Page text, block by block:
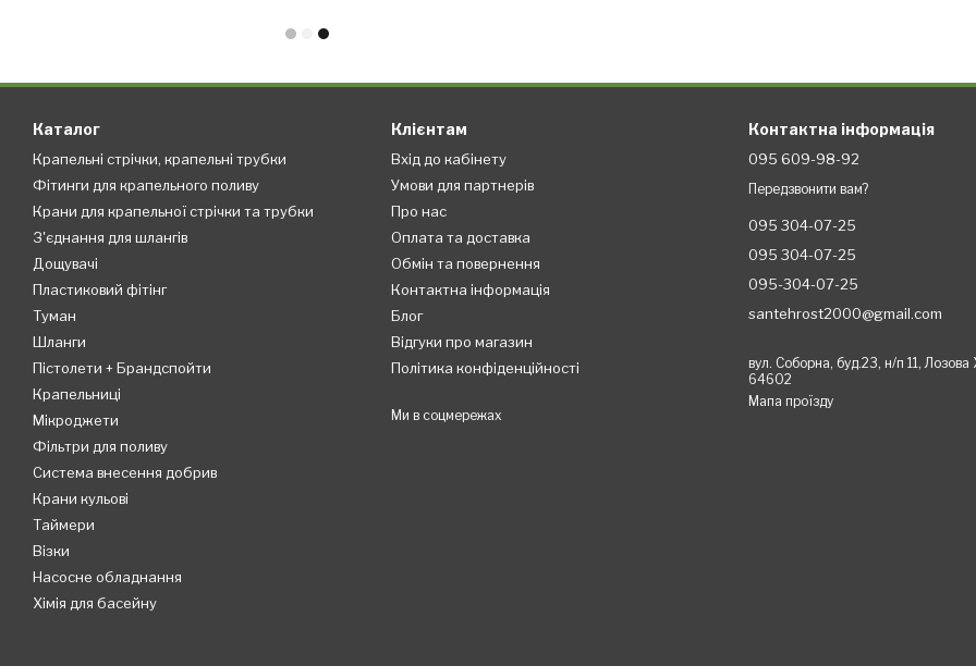
Каталог
Крапельні стрічки, крапельні трубки
Фітинги для крапельного поливу
Крани для крапельної стрічки та трубки
З'єднання для шлангів
Дощувачі
Пластиковий фітінг
Туман
Шланги
Пістолети + Брандспойти
Крапельниці
Мікроджети
Фільтри для поливу
Система внесення добрив
Крани кульові
Таймери
Візки
Насосне обладнання
Хімія для басейну
Клієнтам
Вхід до кабінету
Умови для партнерів
Про нас
Оплата та доставка
Обмін та повернення
Контактна інформація
Блог
Відгуки про магазин
Політика конфіденційності
Ми в соцмережах
Контактна інформація
095 609-98-92
Передзвонити вам?
095 304-07-25
095 304-07-25
095-304-07-25
santehrost2000@gmail.com
вул. Соборна, буд.23, н/п 11, Лозова
64602
Мапа проїзду